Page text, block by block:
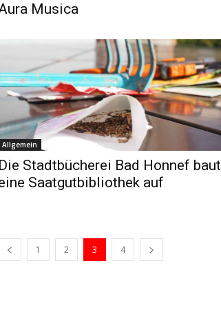
Musica
Allgemein
Die Stadtbücherei Bad Honnef baut
Saatgutbibliothek auf
1 2 3 4